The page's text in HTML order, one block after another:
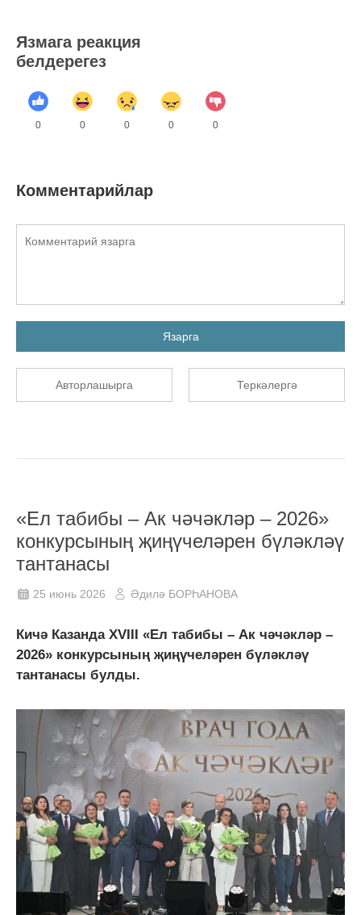
Язмага реакция
белдерегез
0 0 0 0 0
Комментарийлар
Язарга
Авторлашырга Теркәлергә
«Ел табибы – Ак чәчәкләр – 2026»
конкурсының җиңүчеләрен бүләкләү
тантанасы
25 июнь 2026 Әдилә БОРҺАНОВА
Кичә Казанда XVIII «Ел табибы – Ак чәчәкләр –
2026» конкурсының җиңүчеләрен бүләкләү
тантанасы булды.